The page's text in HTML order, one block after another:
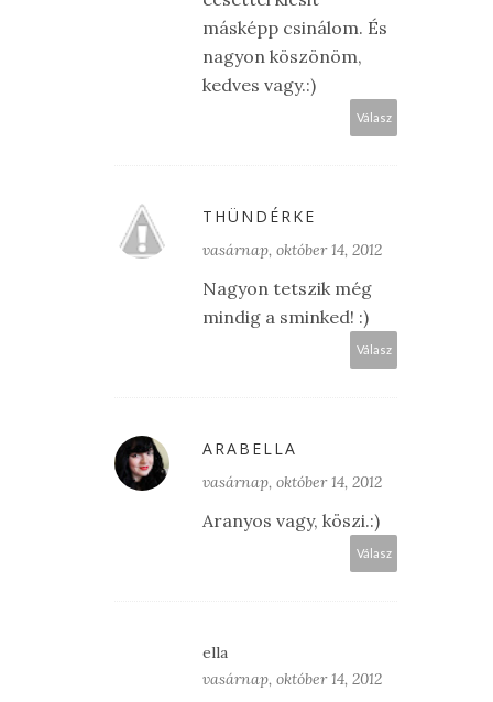
másképp csinálom. És
nagyon köszönöm,
kedves vagy.:)
Válasz
THÜNDÉRKE
vasárnap, október 14, 2012
Nagyon tetszik még
mindig a sminked! :)
Válasz
ARABELLA
vasárnap, október 14, 2012
Aranyos vagy, köszi.:)
Válasz
ella
vasárnap, október 14, 2012